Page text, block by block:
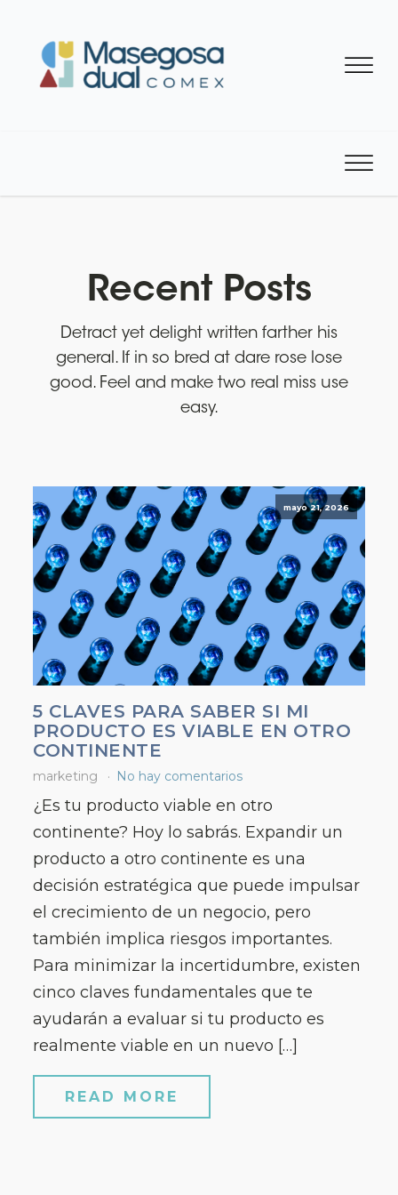
Recent Posts
Detract yet delight written farther his
general. If in so bred at dare rose lose
good. Feel and make two real miss use
easy.
mayo 21, 2026
5 CLAVES PARA SABER SI MI
PRODUCTO ES VIABLE EN OTRO
CONTINENTE
marketing No hay comentarios
¿Es tu producto viable en otro
continente? Hoy lo sabrás. Expandir un
producto a otro continente es una
decisión estratégica que puede impulsar
el crecimiento de un negocio, pero
también implica riesgos importantes.
Para minimizar la incertidumbre, existen
cinco claves fundamentales que te
ayudarán a evaluar si tu producto es
realmente viable en un nuevo […]
READ MORE